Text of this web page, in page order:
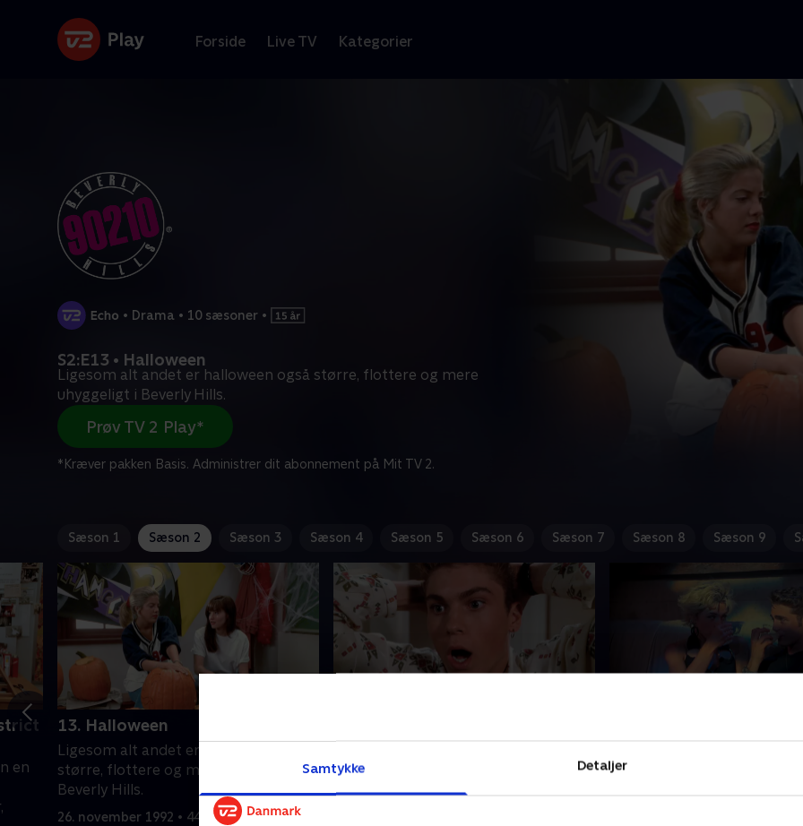
Samtykke Detaljer
Forside Live TV Kategorier
• Drama • 10 sæsoner •
S2:E13 • Halloween
Ligesom alt andet er halloween også større, flottere og mere
uhyggeligt i Beverly Hills.
Prøv TV 2 Play*
*Kræver pakken Basis. Administrer dit abonnement på Mit TV 2.
Sæson 1 Sæson 2 Sæson 3 Sæson 4 Sæson 5 Sæson 6 Sæson 7 Sæson 8 Sæson 9
en
13. Halloween
Ligesom alt andet er halloween også
større, flottere og mere uhyggeligt i
Beverly Hills.
26. november 1992 • 44 min
party, men festen får tragiske
konsekvenser.
som skifter tilholdssted hver